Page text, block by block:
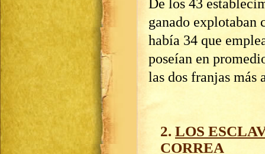
De los 43
ganado explotaban
había 34 que
poseían en
las dos franjas más
2. LOS
CORREA